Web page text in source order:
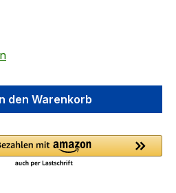
gewünschten Wert
den Warenkorb